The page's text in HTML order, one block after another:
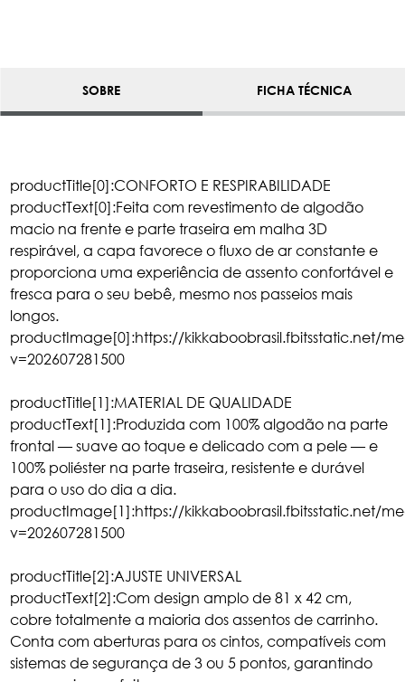
SOBRE FICHA TÉCNICA
productTitle[0]:CONFORTO E RESPIRABILIDADE
productText[0]:Feita com revestimento de algodão
macio na frente e parte traseira em malha 3D
respirável, a capa favorece o fluxo de ar constante e
proporciona uma experiência de assento confortável e
fresca para o seu bebê, mesmo nos passeios mais
longos.
productImage[0]:https://kikkaboobrasil.fbitsstatic.net/
v=202607281500
productTitle[1]:MATERIAL DE QUALIDADE
productText[1]:Produzida com 100% algodão na parte
frontal — suave ao toque e delicado com a pele — e
100% poliéster na parte traseira, resistente e durável
para o uso do dia a dia.
productImage[1]:https://kikkaboobrasil.fbitsstatic.net/
v=202607281500
productTitle[2]:AJUSTE UNIVERSAL
productText[2]:Com design amplo de 81 x 42 cm,
cobre totalmente a maioria dos assentos de carrinho.
Conta com aberturas para os cintos, compatíveis com
sistemas de segurança de 3 ou 5 pontos, garantindo